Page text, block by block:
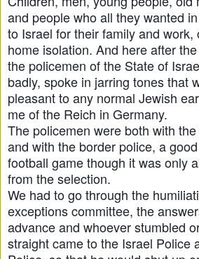
and people who all they wanted
to Israel for their family and work,
home isolation. And here after
the policemen of the State of
badly, spoke in jarring tones that
pleasant to any normal Jewish
me of the Reich in Germany.
The policemen were both with
and with the border police, a
football game though it was only
from the selection.
We had to go through the
exceptions committee, the
advance and whoever stumbled
straight came to the Israel Police